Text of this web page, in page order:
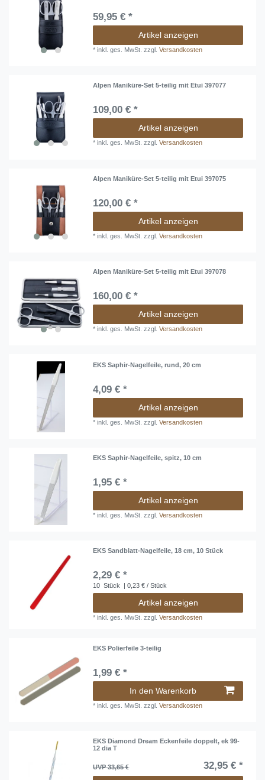
59,95 € *
Artikel anzeigen
*inkl. ges. MwSt. zzgl.Versandkosten
Alpen Maniküre-Set 5-teilig mit Etui 397077
109,00 € *
Artikel anzeigen
*inkl. ges. MwSt. zzgl.Versandkosten
Alpen Maniküre-Set 5-teilig mit Etui 397075
120,00 € *
Artikel anzeigen
*inkl. ges. MwSt. zzgl.Versandkosten
Alpen Maniküre-Set 5-teilig mit Etui 397078
160,00 € *
Artikel anzeigen
*inkl. ges. MwSt. zzgl.Versandkosten
EKS Saphir-Nagelfeile, rund, 20 cm
4,09 € *
Artikel anzeigen
*inkl. ges. MwSt. zzgl.Versandkosten
EKS Saphir-Nagelfeile, spitz, 10 cm
1,95 € *
Artikel anzeigen
*inkl. ges. MwSt. zzgl.Versandkosten
EKS Sandblatt-Nagelfeile, 18 cm, 10 Stück
2,29 € *
10 Stück | 0,23 € / Stück
Artikel anzeigen
*inkl. ges. MwSt. zzgl.Versandkosten
EKS Polierfeile 3-teilig
1,99 € *
In den Warenkorb
*inkl. ges. MwSt. zzgl.Versandkosten
EKS Diamond Dream Eckenfeile doppelt, ek 99-
12 dia T
UVP 33,65 € 32,95 € *